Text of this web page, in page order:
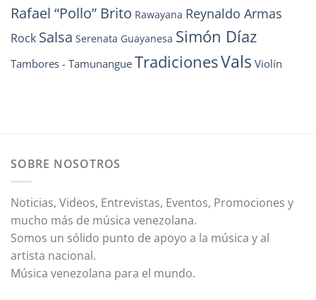
Rafael “Pollo” Brito Rawayana Reynaldo Armas
Rock Salsa Serenata Guayanesa Simón Díaz
Tambores - Tamunangue TradicionesVals Violín
SOBRE NOSOTROS
Noticias, Videos, Entrevistas, Eventos, Promociones y
mucho más de música venezolana.
Somos un sólido punto de apoyo a la música y al
artista nacional.
Música venezolana para el mundo.